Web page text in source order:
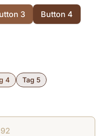
3
Button 4
4 Tag 5